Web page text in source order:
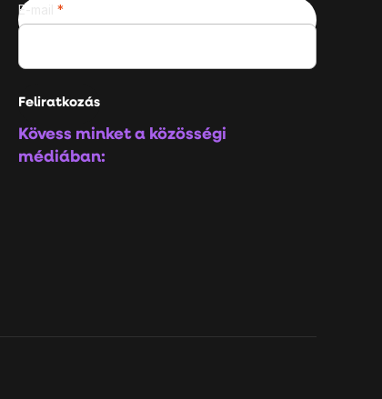
E-mail
Feliratkozás
Kövess minket a közösségi
médiában: